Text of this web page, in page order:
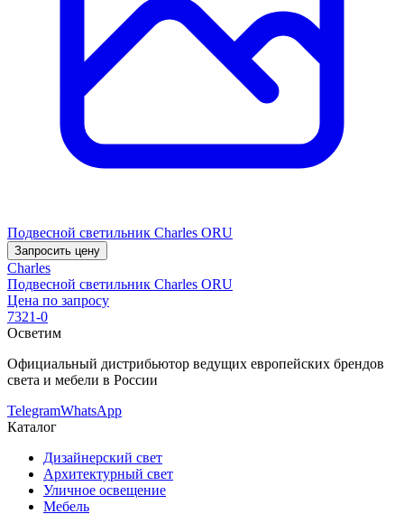
Подвесной светильник Charles ORU
Запросить цену
Charles
Подвесной светильник Charles ORU
Цена по запросу
7321-0
Осветим
Официальный дистрибьютор ведущих европейских брендов
света и мебели в России
TelegramWhatsApp
Каталог
Дизайнерский свет
Архитектурный свет
Уличное освещение
Мебель